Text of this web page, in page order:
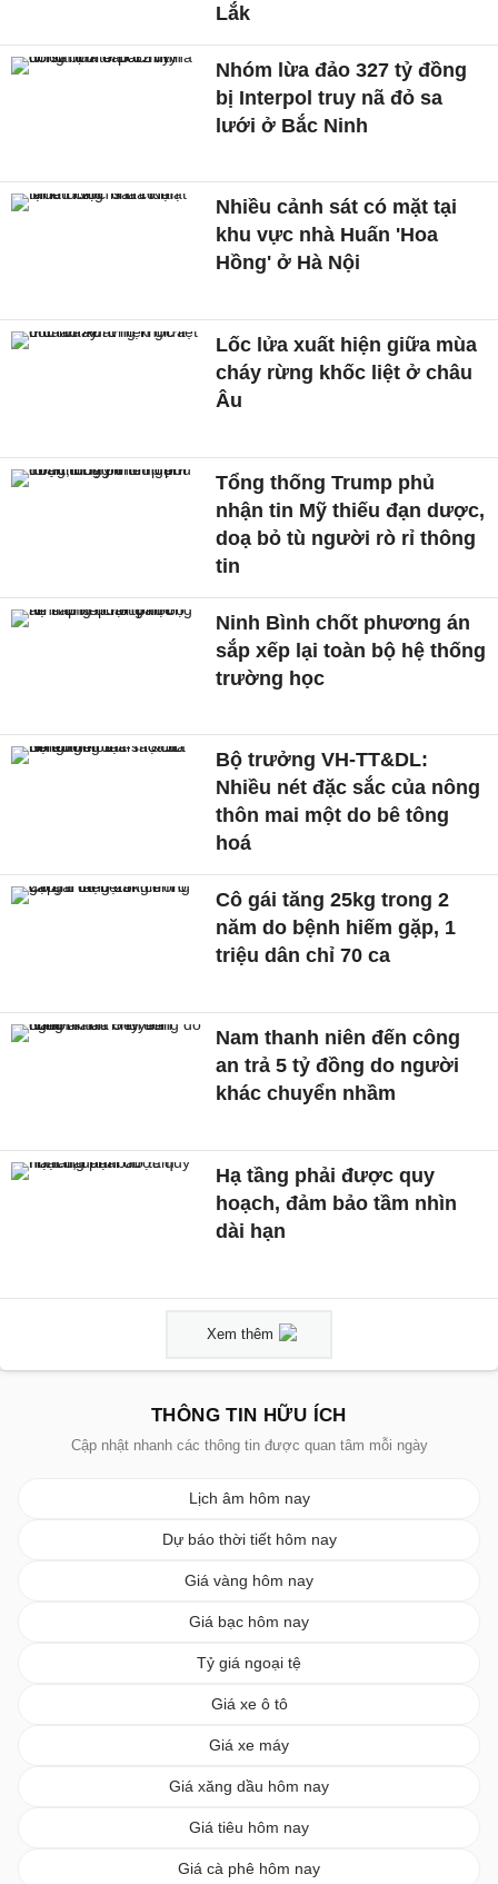
Lắk
Nhóm lừa đảo 327 tỷ đồng
bị Interpol truy nã đỏ sa
lưới ở Bắc Ninh
Nhiều cảnh sát có mặt tại
khu vực nhà Huấn 'Hoa
Hồng' ở Hà Nội
Lốc lửa xuất hiện giữa mùa
cháy rừng khốc liệt ở châu
Âu
Tổng thống Trump phủ
nhận tin Mỹ thiếu đạn dược,
doạ bỏ tù người rò rỉ thông
tin
Ninh Bình chốt phương án
sắp xếp lại toàn bộ hệ thống
trường học
Bộ trưởng VH-TT&DL:
Nhiều nét đặc sắc của nông
thôn mai một do bê tông
hoá
Cô gái tăng 25kg trong 2
năm do bệnh hiếm gặp, 1
triệu dân chỉ 70 ca
Nam thanh niên đến công
an trả 5 tỷ đồng do người
khác chuyển nhầm
Hạ tầng phải được quy
hoạch, đảm bảo tầm nhìn
dài hạn
Xem thêm
THÔNG TIN HỮU ÍCH
Cập nhật nhanh các thông tin được quan tâm mỗi ngày
Lịch âm hôm nay
Dự báo thời tiết hôm nay
Giá vàng hôm nay
Giá bạc hôm nay
Tỷ giá ngoại tệ
Giá xe ô tô
Giá xe máy
Giá xăng dầu hôm nay
Giá tiêu hôm nay
Giá cà phê hôm nay